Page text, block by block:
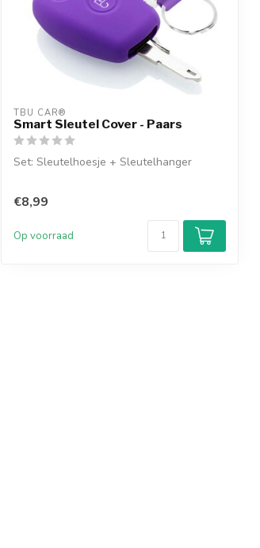
TBU CAR®
Smart Sleutel Cover - Paars
Set: Sleutelhoesje + Sleutelhanger
€8,99
Op voorraad